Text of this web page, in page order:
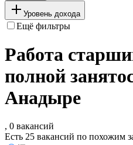
Уровень дохода
Ещё фильтры
Работа
полной
Анадыре
, 0 вакансий
Есть 25 вакансий по похожим